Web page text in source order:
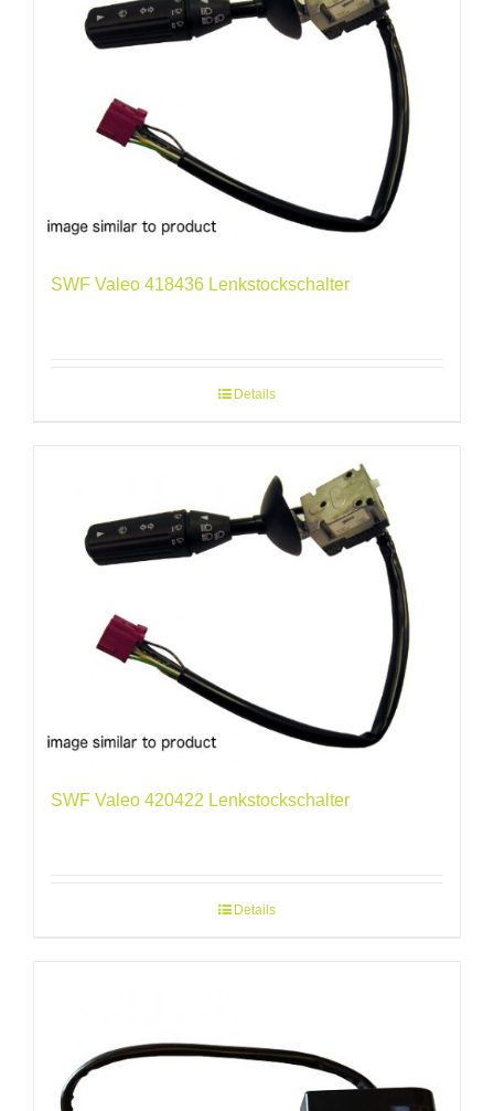
SWF Valeo 418436 Lenkstockschalter
Details
SWF Valeo 420422 Lenkstockschalter
Details